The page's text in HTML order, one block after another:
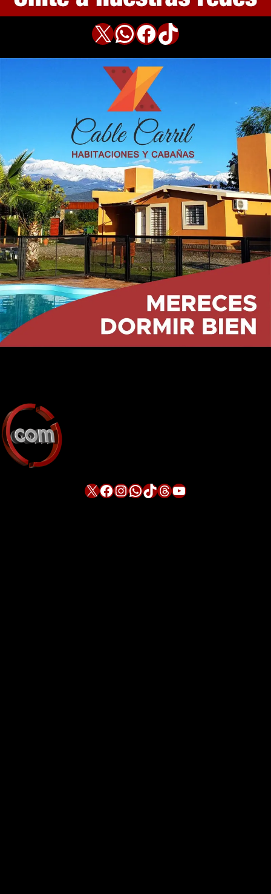
X WhatsApp Facebook TikTok
X Facebook InstagramWhatsApp TikTok Threads YouTube